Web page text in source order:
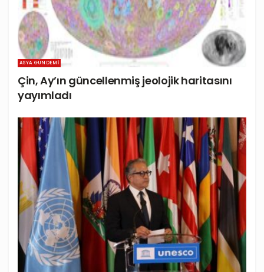
ASYA GÜNDEMI
Çin, Ay’ın güncellenmiş jeolojik haritasını
yayımladı